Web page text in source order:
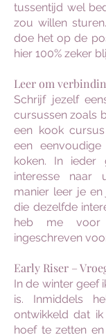
tussentijd wel
zou willen
doe het op de
hier 100% zeker
Leer om
Schrijf jezelf
cursussen zoals
een kook
een
koken. In ieder
interesse naar
manier leer je
die dezelfde
heb me voor
ingeschreven
Early Riser –
In de winter geef
is. Inmiddels
ontwikkeld dat
hoef te zetten